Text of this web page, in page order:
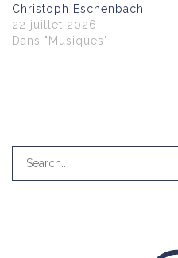
Christoph Eschenbach
22 juillet 2026
Dans "Musiques"